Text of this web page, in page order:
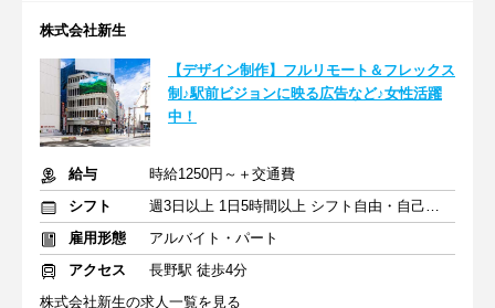
株式会社新生
【デザイン制作】フルリモート＆フレックス
制♪駅前ビジョンに映る広告など♪女性活躍
中！
給与
時給1250円～＋交通費
シフト
週3日以上 1日5時間以上 シフト自由・自己申告
雇用形態
アルバイト・パート
アクセス
長野駅 徒歩4分
株式会社新生の求人一覧を見る